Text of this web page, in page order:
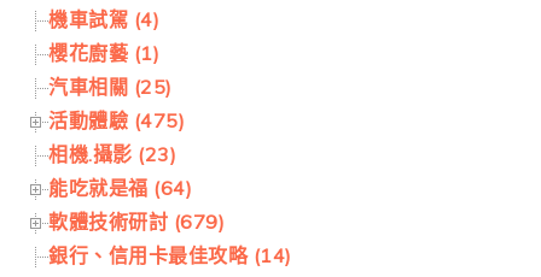
機車試駕 (4)
櫻花廚藝 (1)
汽車相關 (25)
活動體驗 (475)
相機.攝影 (23)
能吃就是福 (64)
軟體技術研討 (679)
銀行、信用卡最佳攻略 (14)